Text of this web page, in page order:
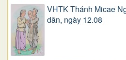
VHTK Thánh Micae
dân, ngày 12.08